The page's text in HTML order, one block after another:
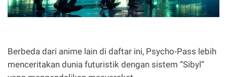
Berbeda dari anime lain di daftar ini, Psycho-Pass lebih
menceritakan dunia futuristik dengan sistem “Sibyl”